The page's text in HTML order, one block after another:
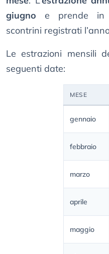
giugno e prende in
scontrini registrati
Le estrazioni mensili
seguenti date:
MESE
gennaio
febbraio
marzo
aprile
maggio